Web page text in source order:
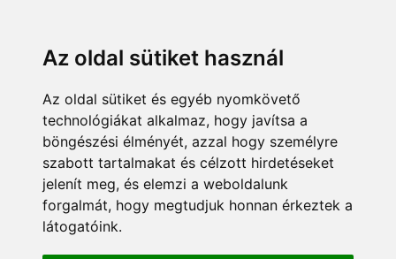
Az oldal sütiket használ
Az oldal sütiket és egyéb nyomkövető
technológiákat alkalmaz, hogy javítsa a
böngészési élményét, azzal hogy személyre
szabott tartalmakat és célzott hirdetéseket
jelenít meg, és elemzi a weboldalunk
forgalmát, hogy megtudjuk honnan érkeztek a
látogatóink.